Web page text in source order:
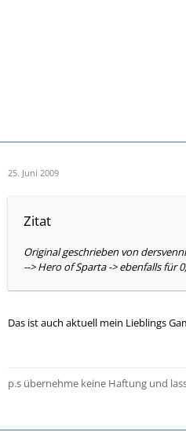
25. Juni 2009
Zitat
Original geschrieben von
--> Hero of Sparta -> ebenfalls für
Das ist auch aktuell mein Lieblings
p.s übernehme keine Haftung und